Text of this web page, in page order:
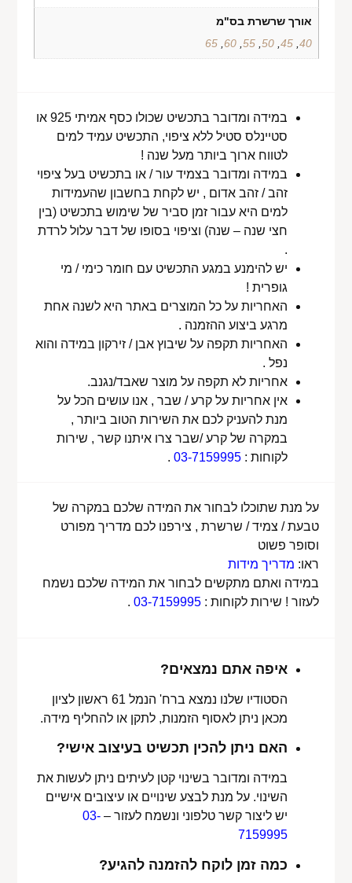
אורך שרשרת בס"מ
40
,
45
,
50
,
55
,
60
,
65
במידה ומדובר בתכשיט שכולו כסף אמיתי 925 או
סטיינלס סטיל ללא ציפוי, התכשיט עמיד למים
לטווח ארוך ביותר מעל שנה !
במידה ומדובר בצמיד עור / או בתכשיט בעל ציפוי
זהב / זהב אדום , יש לקחת בחשבון שהעמידות
למים היא עבור זמן סביר של שימוש בתכשיט (בין
חצי שנה – שנה) וציפוי בסופו של דבר עלול לרדת
.
יש להימנע במגע התכשיט עם חומר כימי / מי
גופרית !
האחריות על כל המוצרים באתר היא לשנה אחת
מרגע ביצוע ההזמנה .
האחריות תקפה על שיבוץ אבן / זירקון במידה והוא
נפל .
אחריות לא תקפה על מוצר שאבד/נגנב.
אין אחריות על קרע / שבר , אנו עושים הכל על
מנת להעניק לכם את השירות הטוב ביותר ,
במקרה של קרע /שבר צרו איתנו קשר , שירות
לקוחות :03-7159995
.
על מנת שתוכלו לבחור את המידה שלכם במקרה של
טבעת / צמיד / שרשרת , צירפנו לכם מדריך מפורט
וסופר פשוט
ראו: מדריך מידות
במידה ואתם מתקשים לבחור את המידה שלכם נשמח
לעזור ! שירות לקוחות :03-7159995
.
איפה אתם נמצאים?
הסטודיו שלנו נמצא ברח' הנמל 61 ראשון לציון
מכאן ניתן לאסוף הזמנות, לתקן או להחליף מידה.
האם ניתן להכין תכשיט בעיצוב אישי?
במידה ומדובר בשינוי קטן לעיתים ניתן לעשות את
השינוי. על מנת לבצע שינויים או עיצובים אישיים
יש ליצור קשר טלפוני ונשמח לעזור –03-
7159995
כמה זמן לוקח להזמנה להגיע?